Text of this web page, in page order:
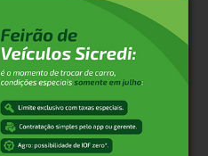
de responsabilidade de quem
de reprovar ou eliminar
do site ou que